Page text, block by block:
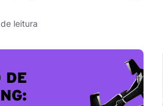
leitura